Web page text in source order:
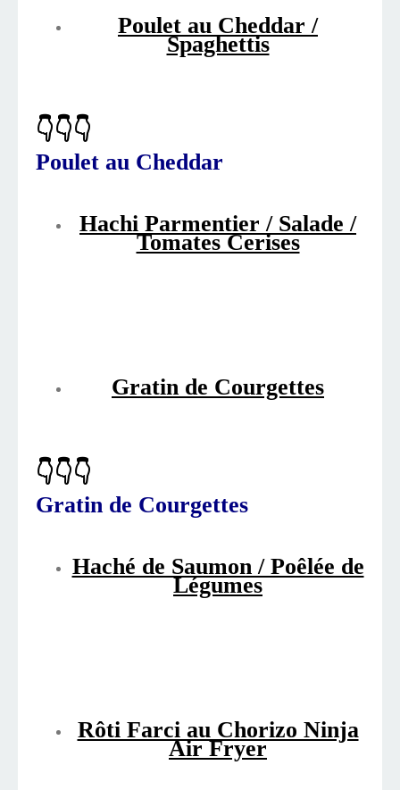
Poulet au Cheddar /
Spaghettis
👇👇👇
Poulet au Cheddar
Hachi Parmentier / Salade /
Tomates Cerises
Gratin de Courgettes
👇👇👇
Gratin de Courgettes
Haché de Saumon / Poêlée de
Légumes
Rôti Farci au Chorizo Ninja
Air Fryer